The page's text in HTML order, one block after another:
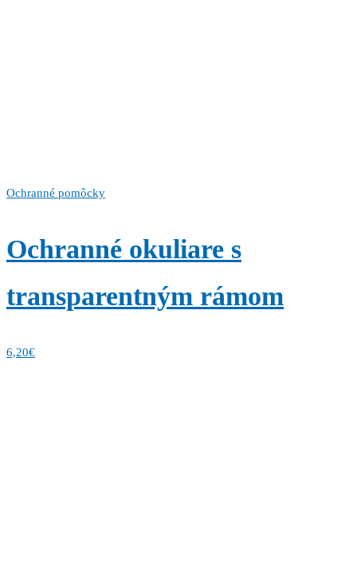
Ochranné pomôcky
Ochranné okuliare s
transparentným rámom
6,20€